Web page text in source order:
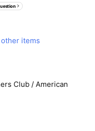
other items
Club / American